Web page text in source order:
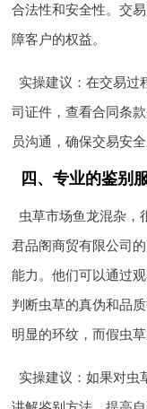
合法性和安全性。交
障客户的权益。
实操建议：在交易过
司证件，查看合同条
员沟通，确保交易安全
四、专业的鉴别
虫草市场鱼龙混杂，
君品阁商贸有限公司
能力。他们可以通过
判断虫草的真伪和品
明显的环纹，而假虫
实操建议：如果对虫